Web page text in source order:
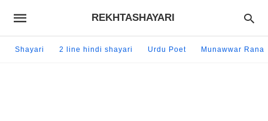
REKHTASHAYARI
Shayari 2 line hindi shayari Urdu Poet Munawwar Rana